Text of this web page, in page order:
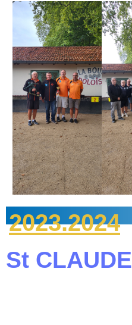
2023.2024
St CLAUDE